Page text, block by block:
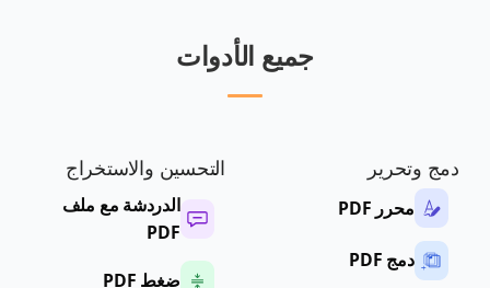
جميع الأدوات
دمج وتحرير
محرر PDF
دمج PDF
التحسين والاستخراج
الدردشة مع ملف
PDF
ضغط PDF